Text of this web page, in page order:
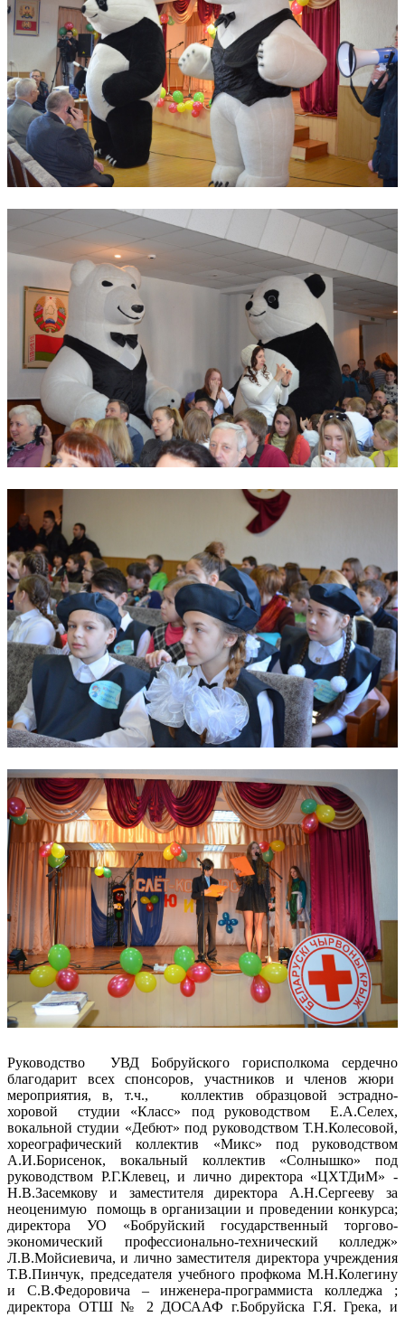
Руководство УВД Бобруйского горисполкома сердечно
благодарит всех спонсоров, участников и членов жюри
мероприятия, в, т.ч., коллектив образцовой эстрадно-
хоровой студии «Класс» под руководством Е.А.Селех,
вокальной студии «Дебют» под руководством Т.Н.Колесовой,
хореографический коллектив «Микс» под руководством
А.И.Борисенок, вокальный коллектив «Солнышко» под
руководством Р.Г.Клевец, и лично директора «ЦХТДиМ» -
Н.В.Засемкову и заместителя директора А.Н.Сергееву за
неоценимую помощь в организации и проведении конкурса;
директора УО «Бобруйский государственный торгово-
экономический профессионально-технический колледж»
Л.В.Мойсиевича, и лично заместителя директора учреждения
Т.В.Пинчук, председателя учебного профкома М.Н.Колегину
и С.В.Федоровича – инженера-программиста колледжа ;
директора ОТШ № 2 ДОСААФ г.Бобруйска Г.Я. Грека, и